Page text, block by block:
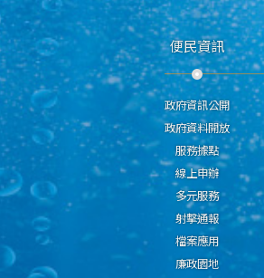
便民資訊
政府資訊公開
政府資料開放
服務據點
線上申辦
多元服務
射擊通報
檔案應用
廉政園地